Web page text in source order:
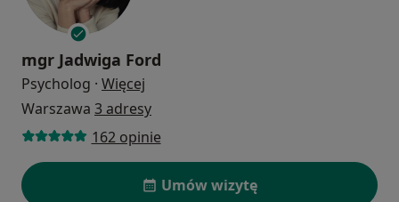
mgr Jadwiga Ford
Psycholog · Więcej
Warszawa 3 adresy
162 opinie
Umów wizytę